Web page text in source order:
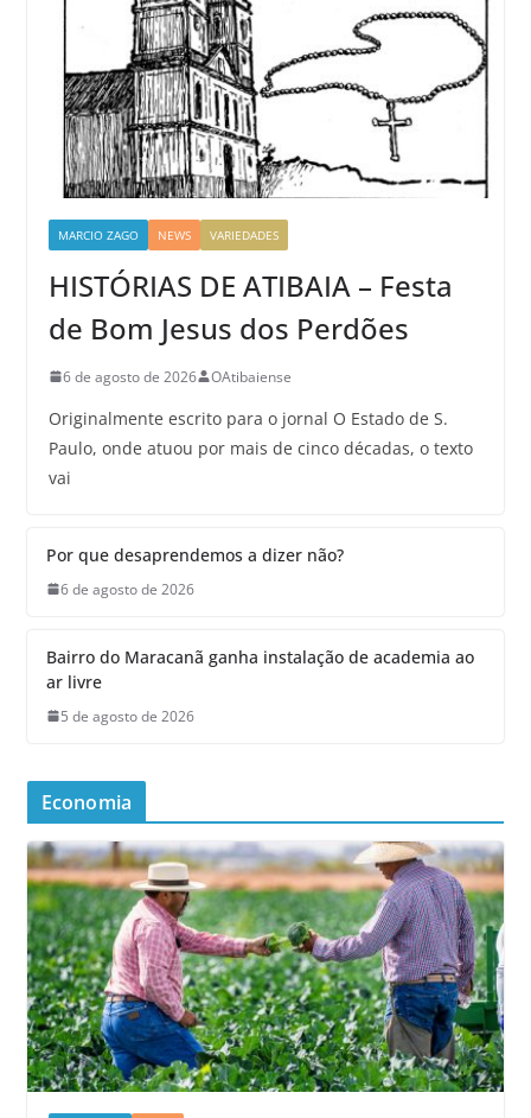
MARCIO ZAGO NEWS VARIEDADES
HISTÓRIAS DE ATIBAIA – Festa
de Bom Jesus dos Perdões
6 de agosto de 2026 OAtibaiense
Originalmente escrito para o jornal O Estado de S.
Paulo, onde atuou por mais de cinco décadas, o texto
vai
Por que desaprendemos a dizer não?
6 de agosto de 2026
Bairro do Maracanã ganha instalação de academia ao
ar livre
5 de agosto de 2026
Economia